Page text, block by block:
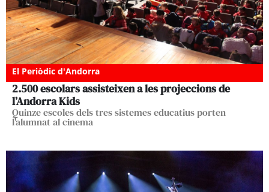
El Periòdic d'Andorra
2.500 escolars assisteixen a les projeccions de
l’Andorra Kids
Quinze escoles dels tres sistemes educatius porten
l'alumnat al cinema